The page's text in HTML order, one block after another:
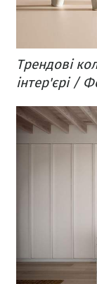
Трендові
інтер'єрі /